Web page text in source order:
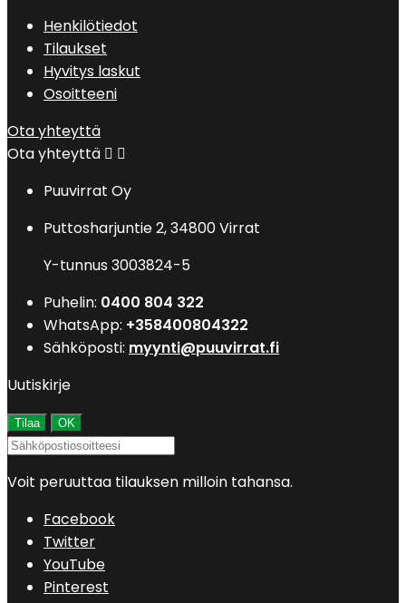
Henkilötiedot
Tilaukset
Hyvitys laskut
Osoitteeni
Ota yhteyttä
Ota yhteyttä  
Puuvirrat Oy
Puttosharjuntie 2, 34800 Virrat
Y-tunnus 3003824-5
Puhelin: 0400 804 322
WhatsApp: +358400804322
Sähköposti: myynti@puuvirrat.fi
Uutiskirje
Voit peruuttaa tilauksen milloin tahansa.
Facebook
Twitter
YouTube
Pinterest